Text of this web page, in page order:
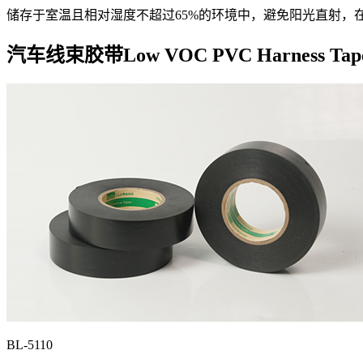
储存于室温且相对湿度不超过65%的环境中，避免阳光直射，
汽车线束胶带Low VOC PVC Harness
BL-5110